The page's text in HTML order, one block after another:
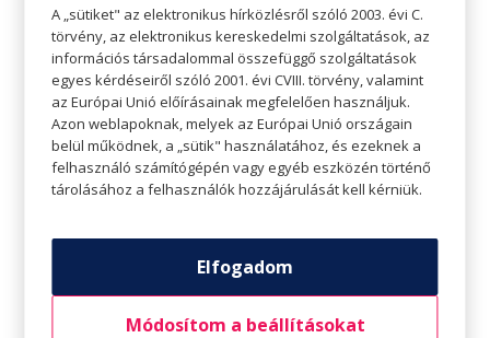
adhat az öltözködésre vonatkozóan, hiszen
ezáltal az egyének jól érezhetik és
határozottaknak érezhetik magukat a
bőrükben. Számára a divat elsősorban
művészet. Mert ahogy a művészetben, úgy a
divatban is az arányok a fontosak. A
megfelelő méret-, szín- és mintaarány
eltalálása, amit lehet művészi szinten űzni. Ez
A „sütiket" az elektronikus hírközlésről szóló 2003. évi C.
törvény, az elektronikus kereskedelmi szolgáltatások, az
információs társadalommal összefüggő szolgáltatások
egyes kérdéseiről szóló 2001. évi CVIII. törvény, valamint
az Európai Unió előírásainak megfelelően használjuk.
Azon weblapoknak, melyek az Európai Unió országain
belül működnek, a „sütik" használatához, és ezeknek a
felhasználó számítógépén vagy egyéb eszközén történő
tárolásához a felhasználók hozzájárulását kell kérniük.
Elfogadom
Módosítom a beállításokat